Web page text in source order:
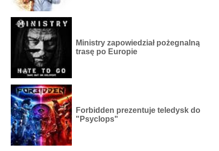
Ministry zapowiedział pożegnalną
trasę po Europie
Forbidden prezentuje teledysk do
"Psyclops"